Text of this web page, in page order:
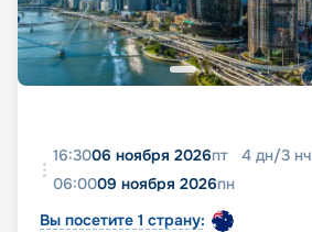
16:3006 ноября 2026пт 4 дн/3 нч
06:0009 ноября 2026пн
Вы посетите 1 страну: